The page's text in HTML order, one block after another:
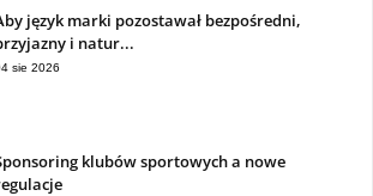
język marki pozostawał bezpośredni,
i natur...
sie 2026
klubów sportowych a nowe